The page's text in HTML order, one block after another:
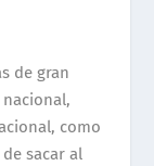
de gran
como
sacar al